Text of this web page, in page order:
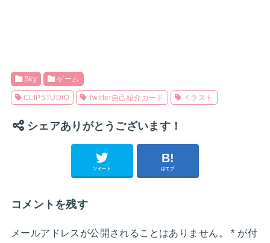
Sky ゲーム
CLIPSTUDIO Twitter自己紹介カード イラスト
シェアありがとうございます！
ツイート はてブ
コメントを残す
メールアドレスが公開されることはありません。 * が付